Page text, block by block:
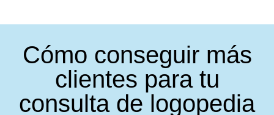
Cómo conseguir más
clientes para tu
consulta de logopedia